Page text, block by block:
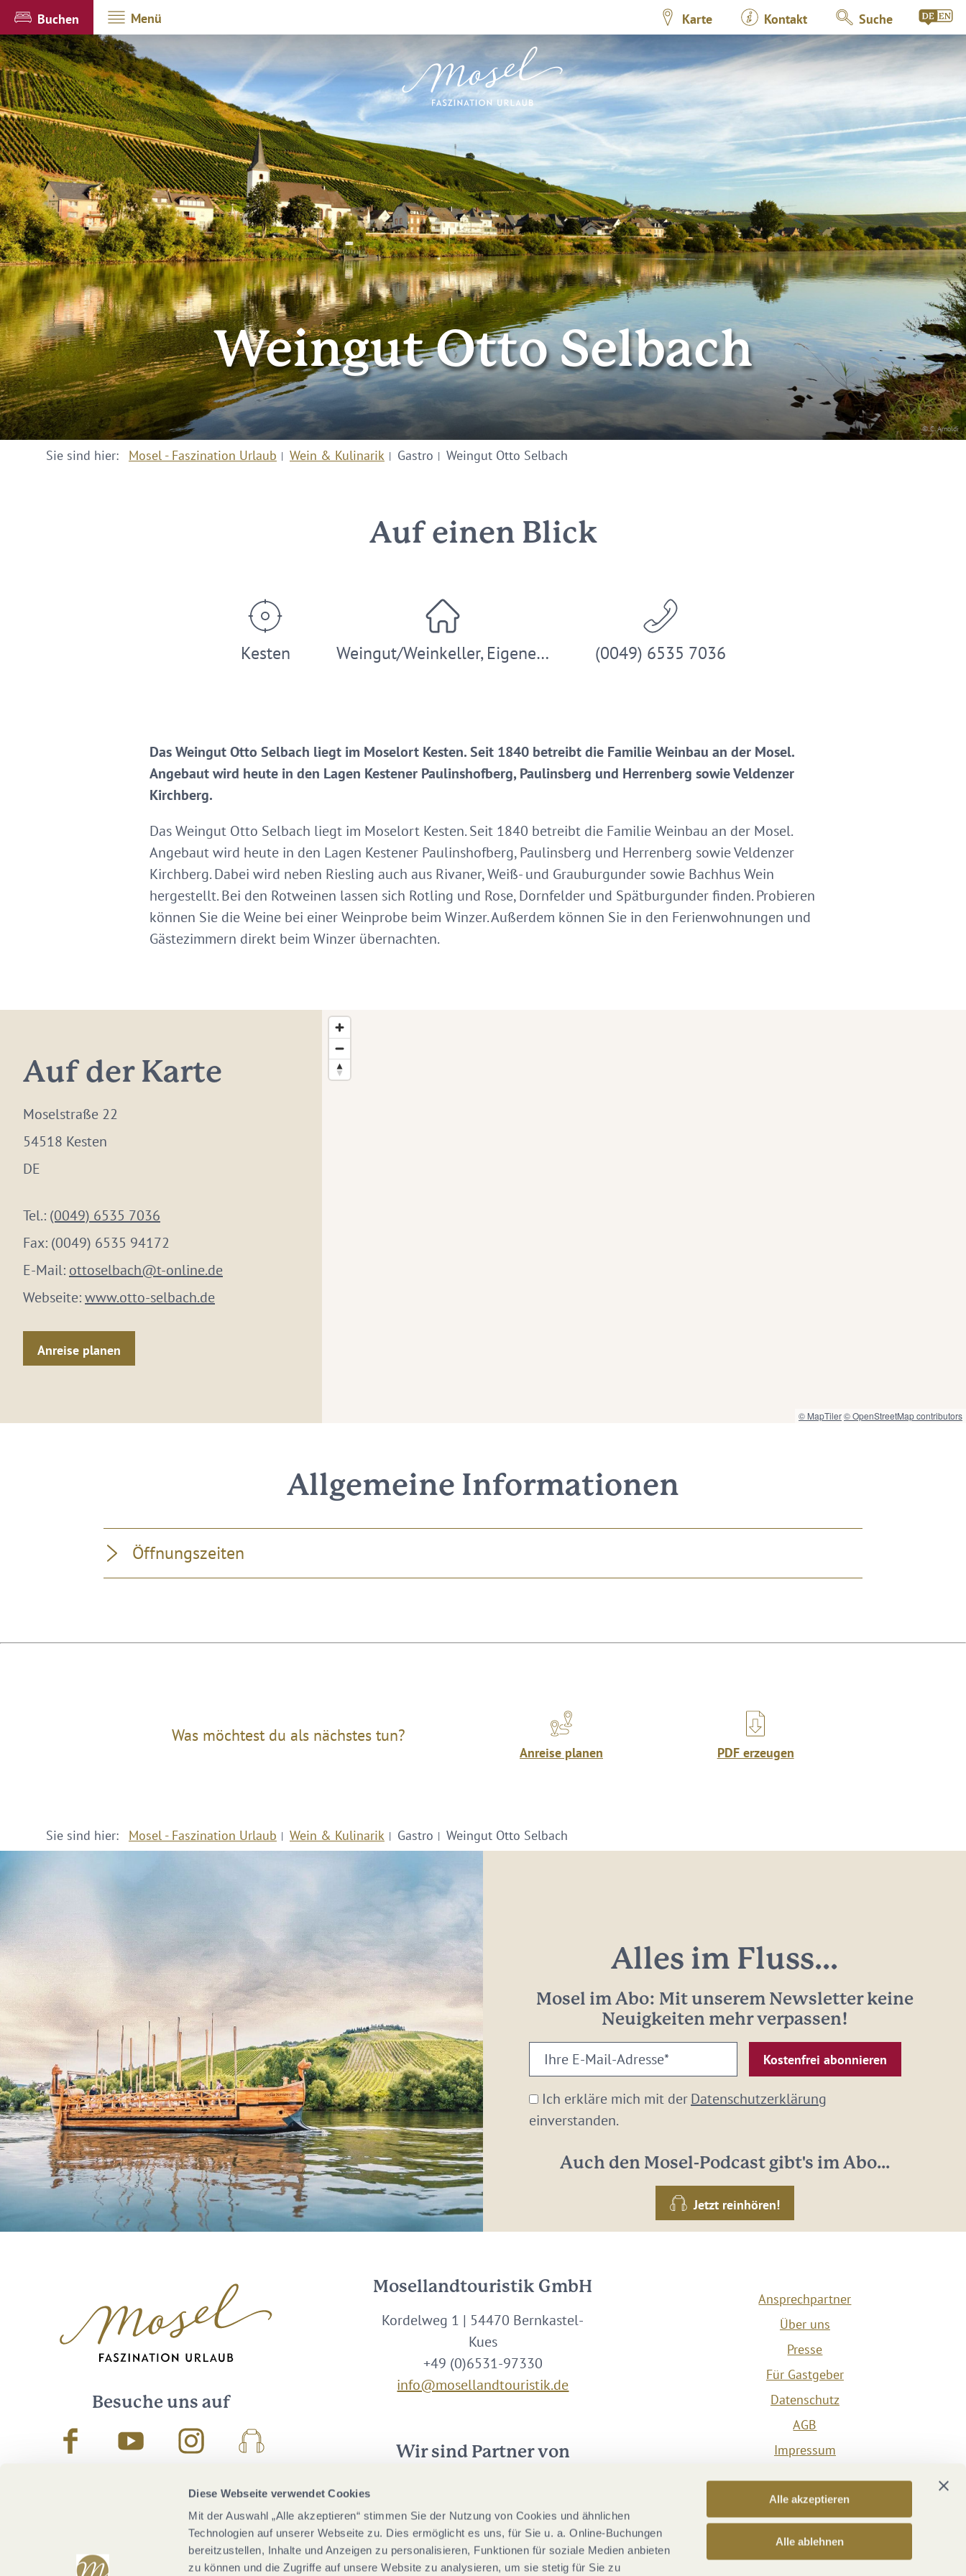
Diese Webseite verwendet Cookies
Mit der Auswahl „Alle akzeptieren“ stimmen Sie der Nutzung von Cookies und ähnlichen
Technologien auf unserer Webseite zu. Dies ermöglicht es uns, für Sie u. a. Online-Buchungen
bereitzustellen, Inhalte und Anzeigen zu personalisieren, Funktionen für soziale Medien anbieten
zu können und die Zugriffe auf unsere Website zu analysieren, um sie stetig für Sie zu
Alle akzeptieren
Alle ablehnen
Buchen Menü Karte Kontakt Suche
© C. Arnoldi
Weingut Otto Selbach
Sie sind hier: Mosel - Faszination Urlaub Wein & Kulinarik Gastro Weingut Otto Selbach
Auf einen Blick
Kesten Weingut/Weinkeller, Eigene… (0049) 6535 7036
Das Weingut Otto Selbach liegt im Moselort Kesten. Seit 1840 betreibt die Familie Weinbau an der Mosel.
Angebaut wird heute in den Lagen Kestener Paulinshofberg, Paulinsberg und Herrenberg sowie Veldenzer
Kirchberg.
Das Weingut Otto Selbach liegt im Moselort Kesten. Seit 1840 betreibt die Familie Weinbau an der Mosel.
Angebaut wird heute in den Lagen Kestener Paulinshofberg, Paulinsberg und Herrenberg sowie Veldenzer
Kirchberg. Dabei wird neben Riesling auch aus Rivaner, Weiß- und Grauburgunder sowie Bachhus Wein
hergestellt. Bei den Rotweinen lassen sich Rotling und Rose, Dornfelder und Spätburgunder finden. Probieren
können Sie die Weine bei einer Weinprobe beim Winzer. Außerdem können Sie in den Ferienwohnungen und
Gästezimmern direkt beim Winzer übernachten.
Auf der Karte
Moselstraße 22
54518 Kesten
DE
Tel.: (0049) 6535 7036
Fax: (0049) 6535 94172
E-Mail: ottoselbach@t-online.de
Webseite:www.otto-selbach.de
Anreise planen
© MapTiler© OpenStreetMap contributors
Allgemeine Informationen
Öffnungszeiten
Was möchtest du als nächstes tun?
Anreise planen PDF erzeugen
Sie sind hier: Mosel - Faszination Urlaub Wein & Kulinarik Gastro Weingut Otto Selbach
Alles im Fluss...
Mosel im Abo: Mit unserem Newsletter keine
Neuigkeiten mehr verpassen!
Ihre
E-
Mail-
Adresse:
Ich erkläre mich mit derDatenschutzerklärung
einverstanden.
Auch den Mosel-Podcast gibt's im Abo...
Jetzt reinhören!
Besuche uns auf
FacebookYoutube InstagramPodcast
Mosellandtouristik GmbH
Kordelweg 1 | 54470 Bernkastel-
Kues
+49 (0)6531-97330
info@mosellandtouristik.de
Wir sind Partner von
Ansprechpartner
Über uns
Presse
Für Gastgeber
Datenschutz
AGB
Impressum
Vertrag widerrufen
Versicherungsvertrag widerrufen